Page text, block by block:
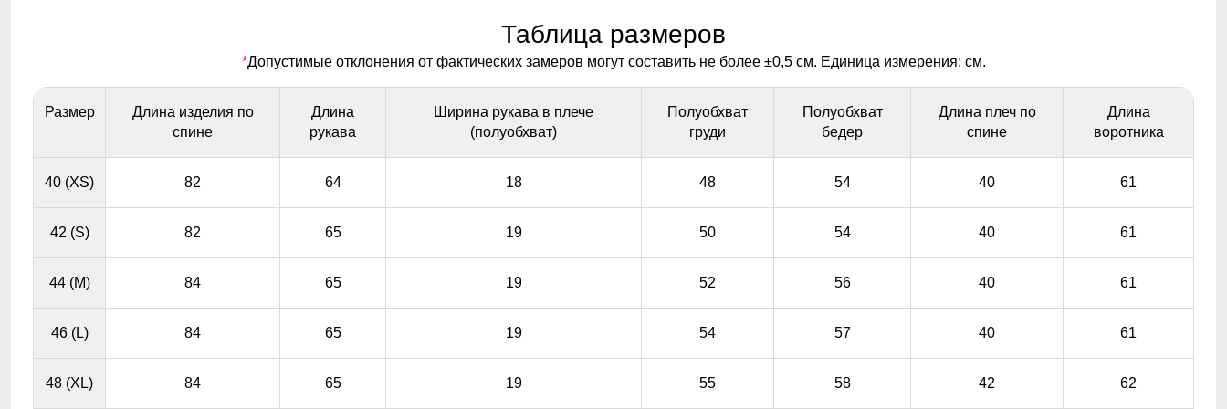
Фиксатор служит для регулирования объема
Практичные и стильные карманы удобно
Таблица размеров
*Допустимые отклонения от фактических замеров могут составить не более ±0,5 см. Единица измерения: см.
Размер
Длина изделия по
спине
Длина
рукава
Ширина рукава в плече
(полуобхват)
Полуобхват
груди
Полуобхват
бедер
Длина плеч по
спине
Длина
воротника
40 (XS) 82 64 18 48 54 40 61
42 (S) 82 65 19 50 54 40 61
44 (M) 84 65 19 52 56 40 61
46 (L) 84 65 19 54 57 40 61
48 (XL) 84 65 19 55 58 42 62